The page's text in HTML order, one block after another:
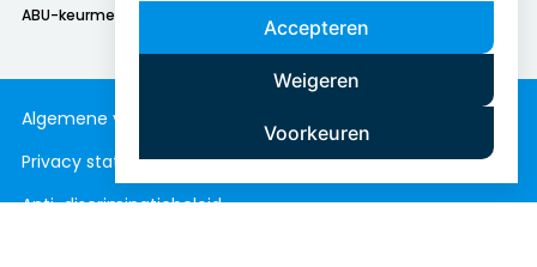
ABU-keurmerk
Algemene voorwaarden
Disclaimer
Privacy statement
Anti-discriminatiebeleid
Accepteren
Weigeren
Voorkeuren